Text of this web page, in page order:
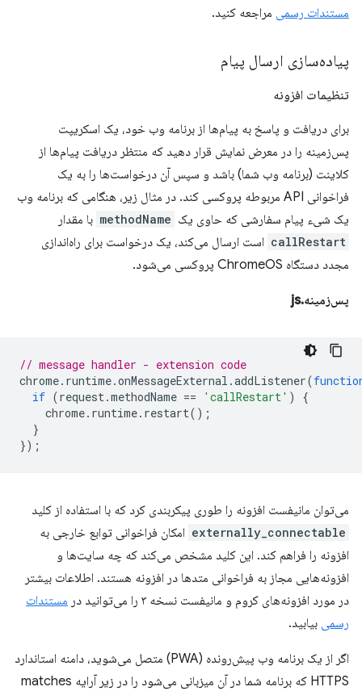
مستندات رسمی مراجعه کنید.
پیاده‌سازی ارسال پیام
تنظیمات افزونه
برای دریافت و پاسخ به پیام‌ها از برنامه وب خود، یک اسکریپت
پس‌زمینه را در معرض نمایش قرار دهید که منتظر دریافت پیام‌ها از
کلاینت (برنامه وب شما) باشد و سپس آن درخواست‌ها را به یک
فراخوانی API مربوطه پروکسی کند. در مثال زیر، هنگامی که برنامه وب
یک شیء پیام سفارشی که حاوی یک methodName با مقدار
callRestart است ارسال می‌کند، یک درخواست برای راه‌اندازی
مجدد دستگاه ChromeOS پروکسی می‌شود.
پس‌زمینه.js
// message handler - extension code
chrome. runtime.onMessageExternal .addListener(
if (request.methodName == 'callRestart' )
{
chrome. runtime. restart();
}
});
می‌توان مانیفست افزونه را طوری پیکربندی کرد که با استفاده از کلید
externally_connectable⁠⁠ امکان فراخوانی توابع خارجی به
افزونه را فراهم کند. این کلید مشخص می‌کند که چه سایت‌ها و
افزونه‌هایی مجاز به فراخوانی متدها در افزونه هستند. اطلاعات بیشتر
در مورد افزونه‌های کروم و مانیفست نسخه ۳ را می‌توانید در
مستندات
رسمی بیابید.
اگر از یک برنامه وب پیش‌رونده (PWA) متصل می‌شوید، دامنه استاندارد
HTTPS که برنامه شما در آن میزبانی می‌شود را در زیر آرایه matches